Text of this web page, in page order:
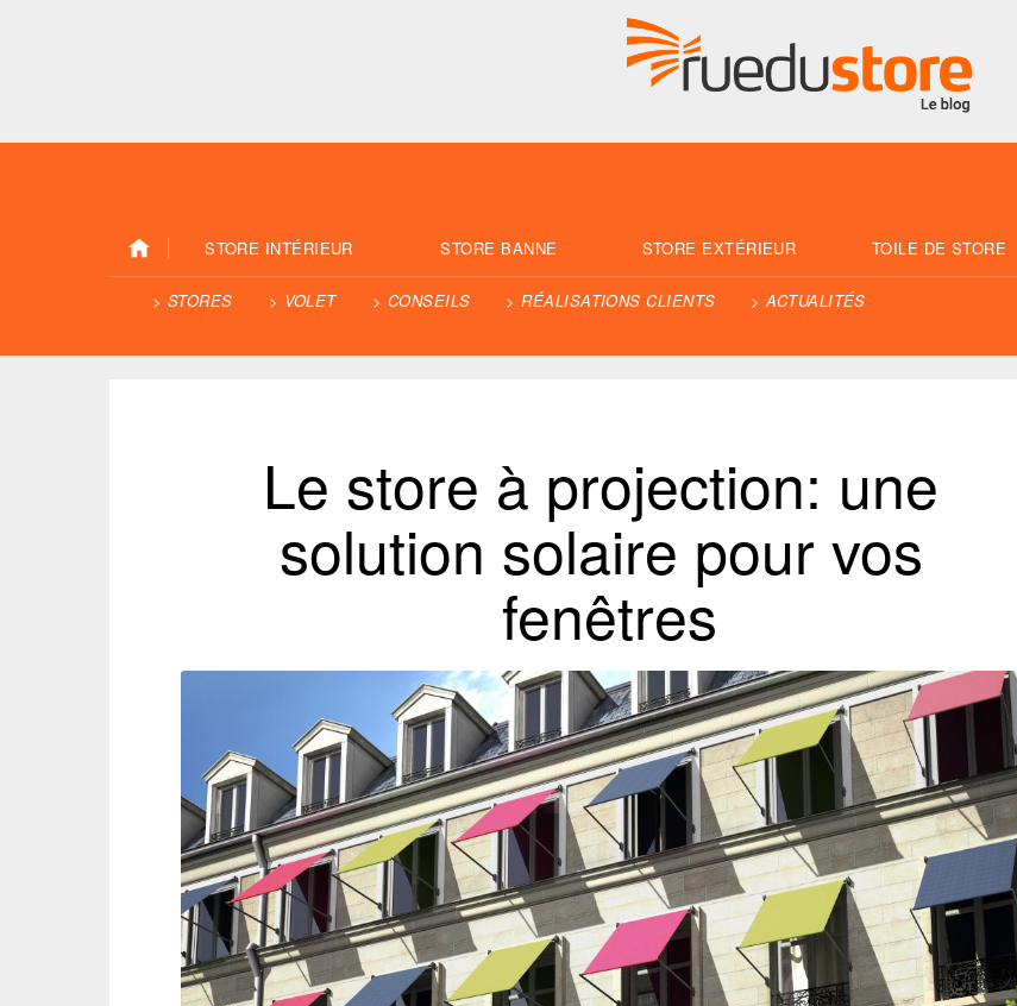
STORE INTÉRIEUR STORE BANNE STORE EXTÉRIEUR TOILE DE STORE
STORES VOLET CONSEILS RÉALISATIONS CLIENTS ACTUALITÉS
Le store à projection: une
solution solaire pour vos
fenêtres